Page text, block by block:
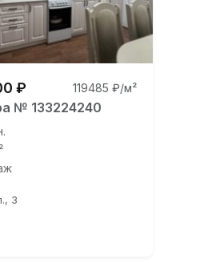
₽ 119485 ₽/м²
№ 133224240
3